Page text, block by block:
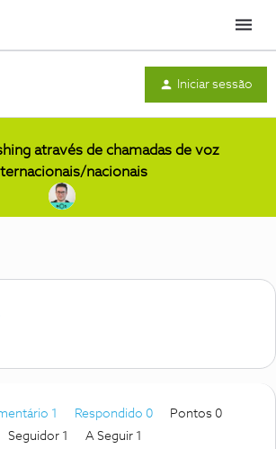
Menu
Iniciar sessão
através de chamadas de voz
nacionais
1 Respondido 0
Pontos 0
Seguidor 1 A Seguir 1